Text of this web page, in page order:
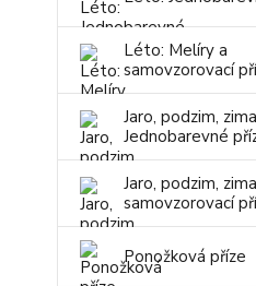
Léto: Melíry a
samovzorovací
Jaro, podzim,
Jednobarevné
Jaro, podzim,
samovzorovací
Ponožková příze